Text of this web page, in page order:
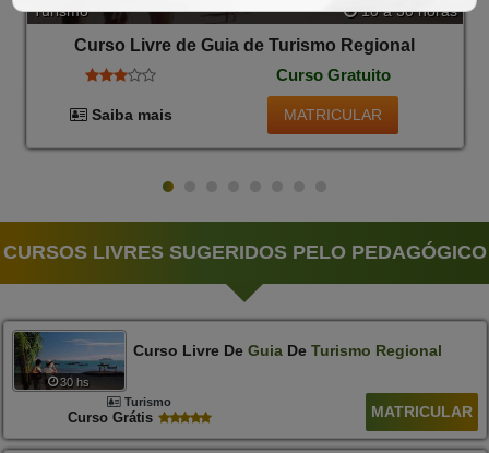
Turismo 10 a 30 horas
Curso Livre de Guia de Turismo Regional
Curso Gratuito
Saiba mais MATRICULAR
CURSOS LIVRES SUGERIDOS PELO PEDAGÓGICO
30 hs
Curso Livre De GuiaDe Turismo Regional
Turismo
Curso Grátis MATRICULAR